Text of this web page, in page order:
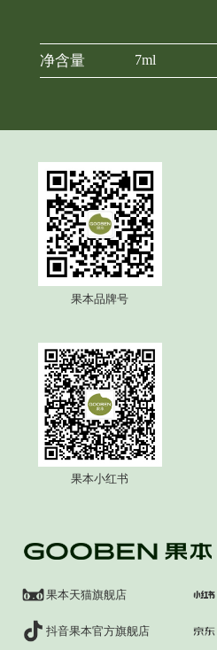
净含量 7ml
果本品牌号
果本小红书
果本天猫旗舰店
抖音果本官方旗舰店